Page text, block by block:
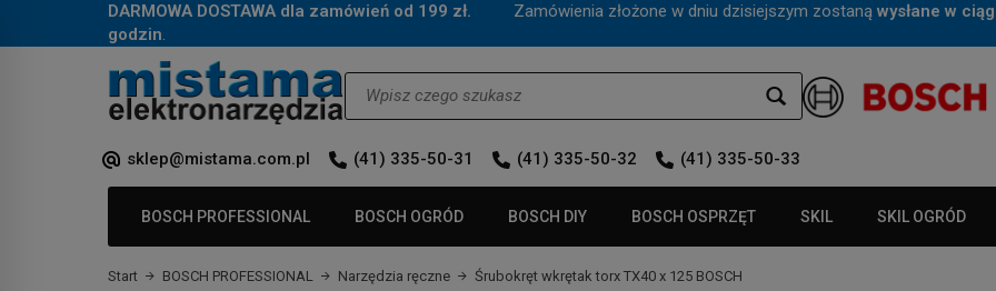
DARMOWA DOSTAWA dla zamówień od 199 zł. Zamówienia złożone w dniu dzisiejszym zostaną wysłane w
godzin.
sklep@mistama.com.pl (41) 335-50-31 (41) 335-50-32 (41) 335-50-33
BOSCH PROFESSIONAL BOSCH OGRÓD BOSCH DIY BOSCH OSPRZĘT SKIL SKIL OGRÓD
Start BOSCH PROFESSIONAL Narzędzia ręczne Śrubokręt wkrętak torx TX40 x 125 BOSCH